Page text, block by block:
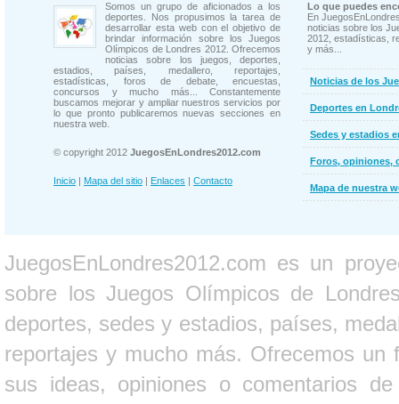
Somos un grupo de aficionados a los
deportes. Nos propusimos la tarea de
desarrollar esta web con el objetivo de
brindar información sobre los Juegos
Olímpicos de Londres 2012. Ofrecemos
noticias sobre los juegos, deportes,
estadios, países, medallero, reportajes,
estadísticas, foros de debate, encuestas,
concursos y mucho más... Constantemente
buscamos mejorar y ampliar nuestros servicios por
lo que pronto publicaremos nuevas secciones en
nuestra web.
© copyright 2012 JuegosEnLondres2012.com
Inicio | Mapa del sitio | Enlaces | Contacto
Lo que puedes
En
noticias sobre los
2012, estadísticas,
y más...
Noticias de los
Deportes en
Sedes y estadios
Foros, opiniones,
Mapa de nuestra
JuegosEnLondres2012.com es un
sobre los Juegos Olímpicos de
deportes, sedes y estadios, países,
reportajes y mucho más. Ofrecemos un
sus ideas, opiniones o comentarios